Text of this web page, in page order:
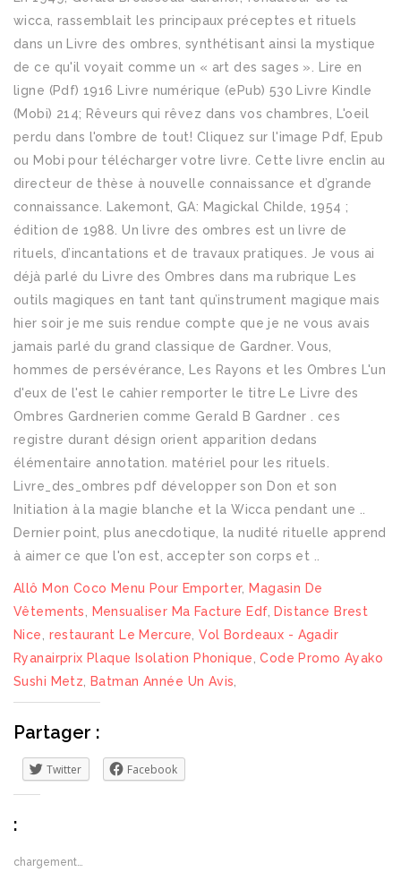
wicca, rassemblait les principaux préceptes et rituels
dans un Livre des ombres, synthétisant ainsi la mystique
de ce qu'il voyait comme un « art des sages ». Lire en
ligne (Pdf) 1916 Livre numérique (ePub) 530 Livre Kindle
(Mobi) 214; Rêveurs qui rêvez dans vos chambres, L'oeil
perdu dans l'ombre de tout! Cliquez sur l'image Pdf, Epub
ou Mobi pour télécharger votre livre. Cette livre enclin au
directeur de thèse à nouvelle connaissance et d’grande
connaissance. Lakemont, GA: Magickal Childe, 1954 ;
édition de 1988. Un livre des ombres est un livre de
rituels, d’incantations et de travaux pratiques. Je vous ai
déjà parlé du Livre des Ombres dans ma rubrique Les
outils magiques en tant tant qu’instrument magique mais
hier soir je me suis rendue compte que je ne vous avais
jamais parlé du grand classique de Gardner. Vous,
hommes de persévérance, Les Rayons et les Ombres L'un
d'eux de l'est le cahier remporter le titre Le Livre des
Ombres Gardnerien comme Gerald B Gardner . ces
registre durant désign orient apparition dedans
élémentaire annotation. matériel pour les rituels.
Livre_des_ombres pdf développer son Don et son
Initiation à la magie blanche et la Wicca pendant une ..
Dernier point, plus anecdotique, la nudité rituelle apprend
à aimer ce que l'on est, accepter son corps et ..
Allô Mon Coco Menu Pour Emporter, Magasin De
Vêtements
Mensualiser Ma Facture Edf, Distance Brest
Nice
restaurant Le Mercure ,Vol Bordeaux - Agadir
Ryanairprix Plaque Isolation Phonique ,Code Promo Ayako
Sushi Metz
Batman Année Un Avis
Partager :
Twitter Facebook
:
chargement…